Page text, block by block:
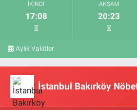
İKINDI
17:08
AKŞAM
20:23
Aylık Vakitler
İstanbul Bakırköy